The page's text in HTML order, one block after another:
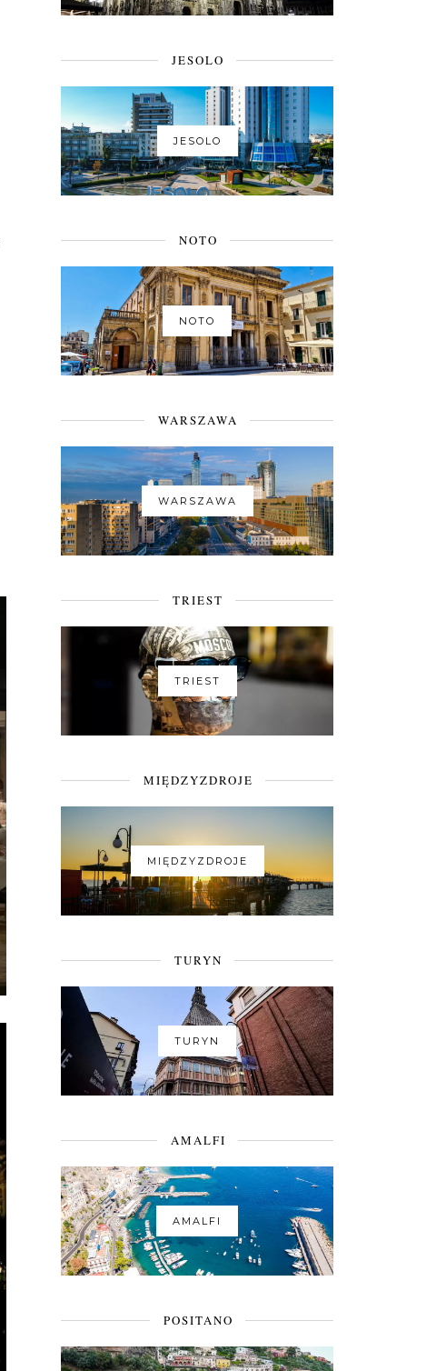
JESOLO
JESOLO
NOTO
NOTO
WARSZAWA
WARSZAWA
TRIEST
TRIEST
MIĘDZYZDROJE
MIĘDZYZDROJE
TURYN
TURYN
AMALFI
AMALFI
POSITANO